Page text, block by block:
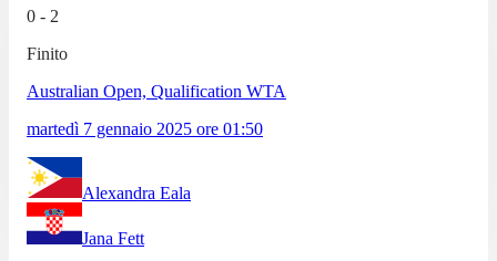
0 - 2
Finito
Australian Open, Qualification WTA
martedì 7 gennaio 2025 ore 01:50
Alexandra Eala
Jana Fett